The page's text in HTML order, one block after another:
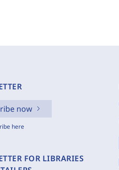
now
here
FOR LIBRARIES